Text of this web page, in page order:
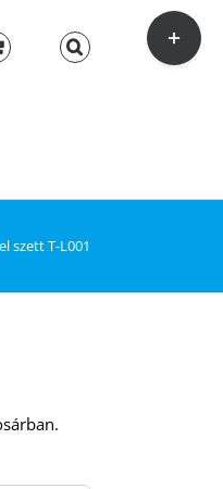
szett T-L001
Toggle
Sliding
Bar